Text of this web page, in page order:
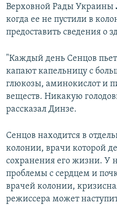
Верховной Рады Украины
когда ее не пустили в
предоставить сведения о
"Каждый день Сенцов
капают капельницу с
глюкозы, аминокислот и
веществ. Никакую
рассказал Динзе.
Сенцов находится в
колонии, врачи которой
сохранения его жизни. У
проблемы с сердцем и
врачей колонии,
режиссера может